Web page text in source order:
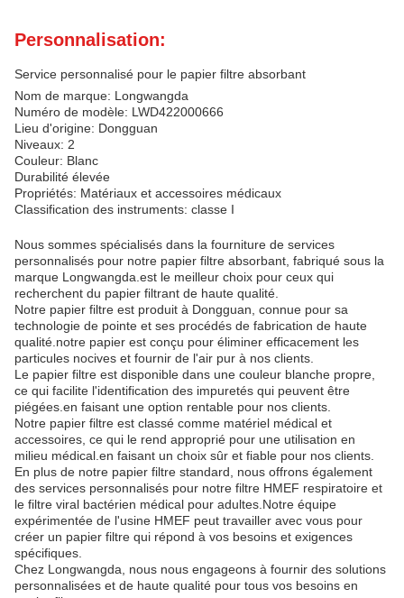
Personnalisation:
Service personnalisé pour le papier filtre absorbant
Nom de marque: Longwangda
Numéro de modèle: LWD422000666
Lieu d'origine: Dongguan
Niveaux: 2
Couleur: Blanc
Durabilité élevée
Propriétés: Matériaux et accessoires médicaux
Classification des instruments: classe I
Nous sommes spécialisés dans la fourniture de services
personnalisés pour notre papier filtre absorbant, fabriqué sous la
marque Longwangda.est le meilleur choix pour ceux qui
recherchent du papier filtrant de haute qualité.
Notre papier filtre est produit à Dongguan, connue pour sa
technologie de pointe et ses procédés de fabrication de haute
qualité.notre papier est conçu pour éliminer efficacement les
particules nocives et fournir de l'air pur à nos clients.
Le papier filtre est disponible dans une couleur blanche propre,
ce qui facilite l'identification des impuretés qui peuvent être
piégées.en faisant une option rentable pour nos clients.
Notre papier filtre est classé comme matériel médical et
accessoires, ce qui le rend approprié pour une utilisation en
milieu médical.en faisant un choix sûr et fiable pour nos clients.
En plus de notre papier filtre standard, nous offrons également
des services personnalisés pour notre filtre HMEF respiratoire et
le filtre viral bactérien médical pour adultes.Notre équipe
expérimentée de l'usine HMEF peut travailler avec vous pour
créer un papier filtre qui répond à vos besoins et exigences
spécifiques.
Chez Longwangda, nous nous engageons à fournir des solutions
personnalisées et de haute qualité pour tous vos besoins en